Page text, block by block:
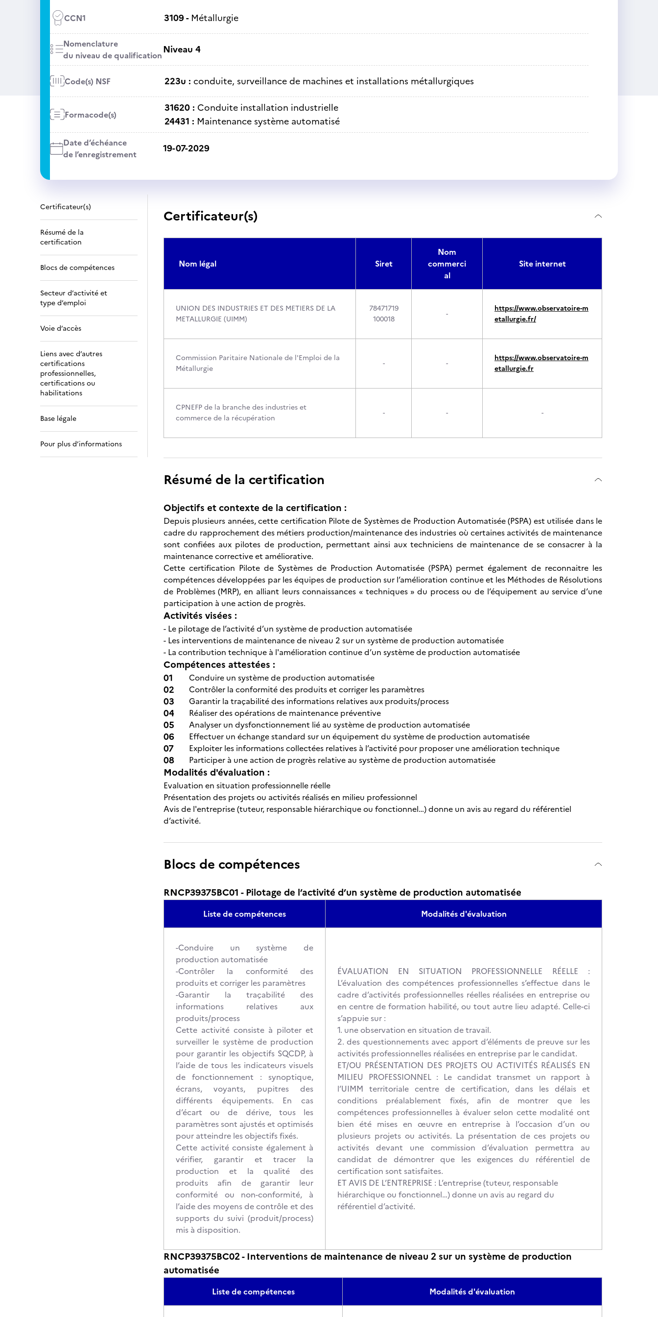
CCN1 3109 - Métallurgie
Nomenclature
du niveau de qualificationNiveau 4
Code(s) NSF 223u : conduite, surveillance de machines et installations métallurgiques
Formacode(s)
31620 : Conduite installation industrielle
24431 : Maintenance système automatisé
Date d’échéance
de l’enregistrement
19-07-2029
Certificateur(s)
Résumé de la
certification
Blocs de compétences
Secteur d’activité et
type d’emploi
Voie d’accès
Liens avec d’autres
certifications
professionnelles,
certifications ou
habilitations
Base légale
Pour plus d’informations
Certificateur(s)
Nom légal Siret
Nom
commerci
al
Site internet
UNION DES INDUSTRIES ET DES METIERS DE LA
METALLURGIE (UIMM)
78471719
100018
-
https://www.observatoire-m
etallurgie.fr/
Commission Paritaire Nationale de l'Emploi de la
Métallurgie
- -
https://www.observatoire-m
etallurgie.fr
CPNEFP de la branche des industries et
commerce de la récupération
- - -
Résumé de la certification
Objectifs et contexte de la certification :
Depuis plusieurs années, cette certification Pilote de Systèmes de Production Automatisée (PSPA) est utilisée dans le
cadre du rapprochement des métiers production/maintenance des industries où certaines activités de maintenance
sont confiées aux pilotes de production, permettant ainsi aux techniciens de maintenance de se consacrer à la
maintenance corrective et améliorative.
Cette certification Pilote de Systèmes de Production Automatisée (PSPA) permet également de reconnaitre les
compétences développées par les équipes de production sur l’amélioration continue et les Méthodes de Résolutions
de Problèmes (MRP), en alliant leurs connaissances « techniques » du process ou de l’équipement au service d’une
participation à une action de progrès.
Activités visées :
- Le pilotage de l’activité d’un système de production automatisée
- Les interventions de maintenance de niveau 2 sur un système de production automatisée
- La contribution technique à l'amélioration continue d’un système de production automatisée
Compétences attestées :
Conduire un système de production automatisée
Contrôler la conformité des produits et corriger les paramètres
Garantir la traçabilité des informations relatives aux produits/process
Réaliser des opérations de maintenance préventive
Analyser un dysfonctionnement lié au système de production automatisée
Effectuer un échange standard sur un équipement du système de production automatisée
Exploiter les informations collectées relatives à l’activité pour proposer une amélioration technique
Participer à une action de progrès relative au système de production automatisée
Modalités d'évaluation :
Evaluation en situation professionnelle réelle
Présentation des projets ou activités réalisés en milieu professionnel
Avis de l'entreprise (tuteur, responsable hiérarchique ou fonctionnel…) donne un avis au regard du référentiel
d’activité.
Blocs de compétences
RNCP39375BC01 - Pilotage de l’activité d’un système de production automatisée
Liste de compétences Modalités d'évaluation
-Conduire un système de
production automatisée
-Contrôler la conformité des
produits et corriger les paramètres
-Garantir la traçabilité des
informations relatives aux
produits/process
Cette activité consiste à piloter et
surveiller le système de production
pour garantir les objectifs SQCDP, à
l’aide de tous les indicateurs visuels
de fonctionnement : synoptique,
écrans, voyants, pupitres des
différents équipements. En cas
d’écart ou de dérive, tous les
paramètres sont ajustés et optimisés
pour atteindre les objectifs fixés.
Cette activité consiste également à
vérifier, garantir et tracer la
production et la qualité des
produits afin de garantir leur
conformité ou non-conformité, à
l’aide des moyens de contrôle et des
supports du suivi (produit/process)
mis à disposition.
ÉVALUATION EN SITUATION PROFESSIONNELLE RÉELLE :
L’évaluation des compétences professionnelles s’effectue dans le
cadre d’activités professionnelles réelles réalisées en entreprise ou
en centre de formation habilité, ou tout autre lieu adapté. Celle-ci
s’appuie sur :
1. une observation en situation de travail.
2. des questionnements avec apport d’éléments de preuve sur les
activités professionnelles réalisées en entreprise par le candidat.
ET/OU PRÉSENTATION DES PROJETS OU ACTIVITÉS RÉALISÉS EN
MILIEU PROFESSIONNEL : Le candidat transmet un rapport à
l’UIMM territoriale centre de certification, dans les délais et
conditions préalablement fixés, afin de montrer que les
compétences professionnelles à évaluer selon cette modalité ont
bien été mises en œuvre en entreprise à l’occasion d’un ou
plusieurs projets ou activités. La présentation de ces projets ou
activités devant une commission d’évaluation permettra au
candidat de démontrer que les exigences du référentiel de
certification sont satisfaites.
ET AVIS DE L’ENTREPRISE : L’entreprise (tuteur, responsable
hiérarchique ou fonctionnel…) donne un avis au regard du
référentiel d’activité.
RNCP39375BC02 - Interventions de maintenance de niveau 2 sur un système de production
automatisée
Liste de compétences Modalités d'évaluation